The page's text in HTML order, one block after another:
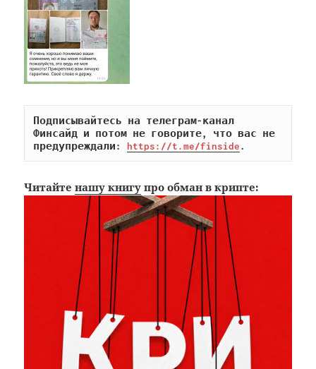
Подписывайтесь на телеграм-канал
Финсайд и потом не говорите, что вас не
предупреждали: https://t.me/finside.
Читайтенашу книгу про обман в крипте: